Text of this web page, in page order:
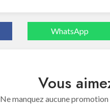
WhatsApp
Vous
Ne manquez aucune